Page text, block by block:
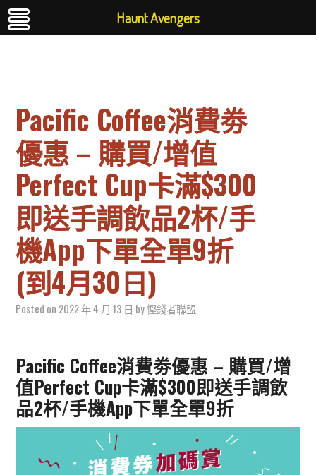
Pacific Coffee消費劵
優惠 – 購買/增值
Perfect Cup卡滿$300
即送手調飲品2杯/手
機App下單全單9折
(到4月30日)
Posted on 2022 年 4 月 13 日 by慳錢者聯盟
Pacific Coffee消費劵優惠 – 購買/增
值Perfect Cup卡滿$300即送手調飲
品2杯/手機App下單全單9折
Haunt Avengers